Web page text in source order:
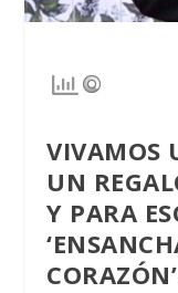
VIVAMOS
UN
Y PARA